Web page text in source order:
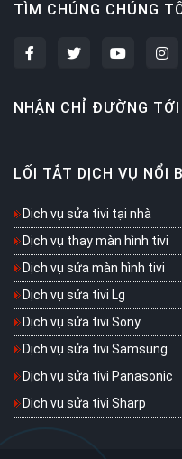
TÌM CHÚNG CHÚNG
NHẬN CHỈ ĐƯỜNG
LỐI TẮT DỊCH VỤ NỔI
Dịch vụ sửa tivi tại nhà
Dịch vụ thay màn hình tivi
Dịch vụ sửa màn hình tivi
Dịch vụ sửa tivi Lg
Dịch vụ sửa tivi Sony
Dịch vụ sửa tivi Samsung
Dịch vụ sửa tivi Panasonic
Dịch vụ sửa tivi Sharp